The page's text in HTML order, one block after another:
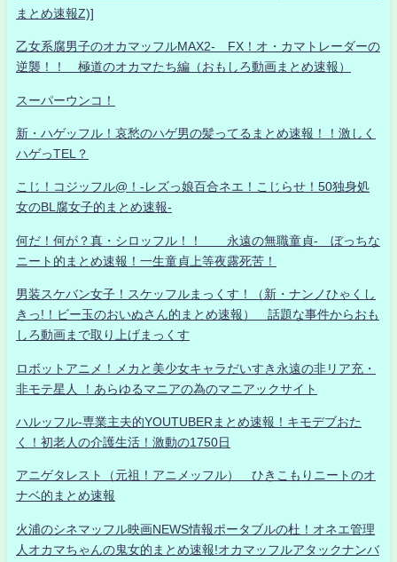
まとめ速報Z)]
乙女系腐男子のオカマッフルMAX2- FX！オ・カマトレーダーの
逆襲！！ 極道のオカマたち編（おもしろ動画まとめ速報）
スーパーウンコ！
新・ハゲッフル！哀愁のハゲ男の髪ってるまとめ速報！！激しく
ハゲっTEL？
こじ！コジッフル@！-レズっ娘百合ネエ！こじらせ！50独身処
女のBL腐女子的まとめ速報-
何だ！何が？真・シロッフル！！ 永遠の無職童貞- ぼっちな
ニート的まとめ速報！一生童貞上等夜露死苦！
男装スケバン女子！スケッフルまっくす！（新・ナンノひゃくし
きっ!！ビー玉のおいぬさん的まとめ速報） 話題な事件からおも
しろ動画まで取り上げまっくす
ロボットアニメ！メカと美少女キャラだいすき永遠の非リア充・
非モテ星人 ！あらゆるマニアの為のマニアックサイト
ハルッフル-専業主夫的YOUTUBERまとめ速報！キモデブおた
く！初老人の介護生活！激動の1750日
アニゲタレスト（元祖！アニメッフル） ひきこもりニートのオ
ナベ的まとめ速報
火浦のシネマッフル映画NEWS情報ポータブルの杜！オネエ管理
人オカマちゃんの鬼女的まとめ速報!オカマッフルアタックナンバ